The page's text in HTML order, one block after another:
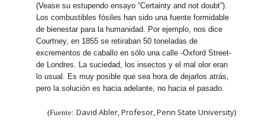
(Vease su estupendo ensayo “Certainty and not doubt”).
Los combustibles fósiles han sido una fuente formidable
de bienestar para la humanidad. Por ejemplo, nos dice
Courtney, en 1855 se retiraban 50 toneladas de
excrementos de caballo en sólo una calle -Oxford Street-
de Londres. La suciedad, los insectos y el mal olor eran
lo usual. Es muy posible que sea hora de dejarlos atrás,
pero la solución es hacia adelante, no hacia el pasado.
(Fuente: David Abler, Profesor, Penn State University)